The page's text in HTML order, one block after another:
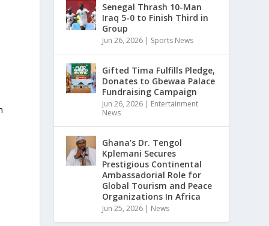
Senegal Thrash 10-Man
Iraq 5-0 to Finish Third in
Group
Jun 26, 2026 | Sports News
Gifted Tima Fulfills Pledge,
Donates to Gbewaa Palace
Fundraising Campaign
Jun 26, 2026 | Entertainment
News
Ghana’s Dr. Tengol
Kplemani Secures
Prestigious Continental
Ambassadorial Role for
Global Tourism and Peace
Organizations In Africa
Jun 25, 2026 | News